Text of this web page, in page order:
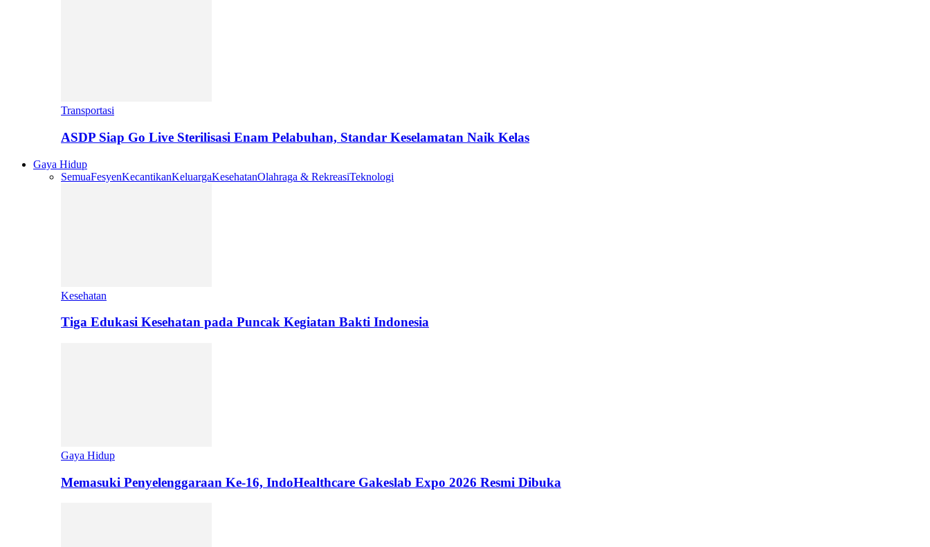
Transportasi
ASDP Siap Go Live Sterilisasi Enam Pelabuhan, Standar Keselamatan Naik Kelas
Gaya Hidup
SemuaFesyenKecantikanKeluargaKesehatanOlahraga & RekreasiTeknologi
Kesehatan
Tiga Edukasi Kesehatan pada Puncak Kegiatan Bakti Indonesia
Gaya Hidup
Memasuki Penyelenggaraan Ke-16, IndoHealthcare Gakeslab Expo 2026 Resmi Dibuka